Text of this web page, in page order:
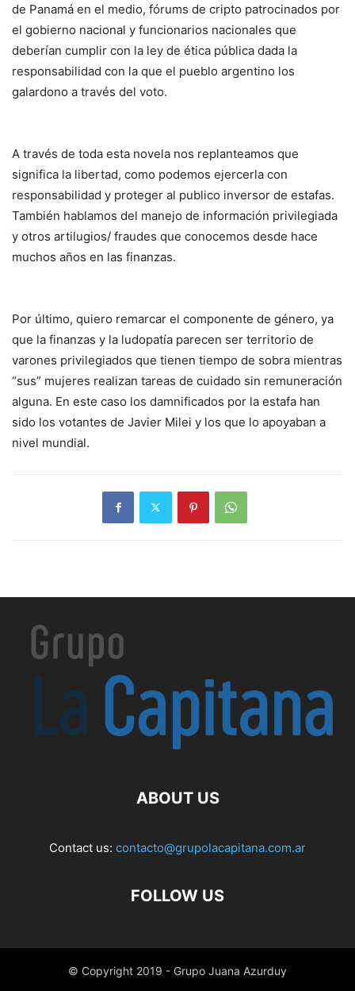
de Panamá en el medio, fórums de cripto patrocinados por
el gobierno nacional y funcionarios nacionales que
deberían cumplir con la ley de ética pública dada la
responsabilidad con la que el pueblo argentino los
galardono a través del voto.
A través de toda esta novela nos replanteamos que
significa la libertad, como podemos ejercerla con
responsabilidad y proteger al publico inversor de estafas.
También hablamos del manejo de información privilegiada
y otros artilugios/ fraudes que conocemos desde hace
muchos años en las finanzas.
Por último, quiero remarcar el componente de género, ya
que la finanzas y la ludopatía parecen ser territorio de
varones privilegiados que tienen tiempo de sobra mientras
“sus” mujeres realizan tareas de cuidado sin remuneración
alguna. En este caso los damnificados por la estafa han
sido los votantes de Javier Milei y los que lo apoyaban a
nivel mundial.
ABOUT US
Contact us: contacto@grupolacapitana.com.ar
FOLLOW US
© Copyright 2019 - Grupo Juana Azurduy